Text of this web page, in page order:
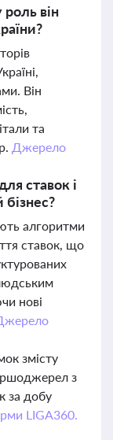
він
Він
та
Джерело
ставок і
алгоритми
ставок, що
нові
змісту
з
за добу
LIGA360.